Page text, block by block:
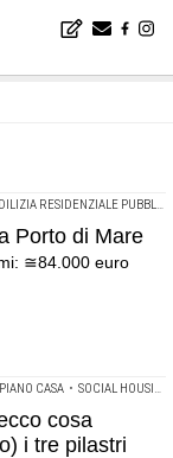
RESIDENZIALE PUBBLICA
Porto di Mare
≅84.000 euro
PIANO CASA • SOCIAL HOUSING
cosa
i tre pilastri